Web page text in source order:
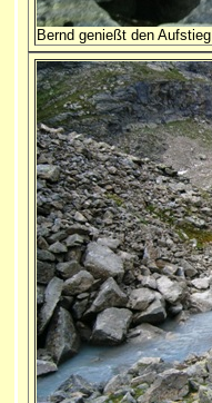
Bernd genießt den Aufstieg